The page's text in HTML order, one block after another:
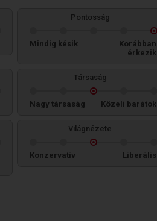
Pontosság
Mindig késik
Korábban
érkezik
Társaság
Nagy társaság Közeli barátok
Világnézete
Konzervatív Liberális